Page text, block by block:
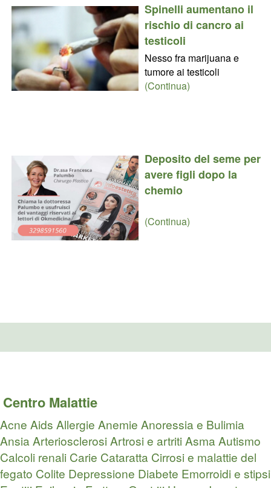
Spinelli aumentano il
rischio di cancro ai
testicoli
Nesso fra marijuana e
tumore ai testicoli
(Continua)
Deposito del seme per
avere figli dopo la
chemio
(Continua)
Centro Malattie
Acne Aids Allergie Anemie Anoressia e Bulimia
AnsiaArteriosclerosiArtrosi e artritiAsmaAutismo
Calcoli renali Carie Cataratta Cirrosi e malattie del
fegato Colite Depressione Diabete Emorroidi e stipsi